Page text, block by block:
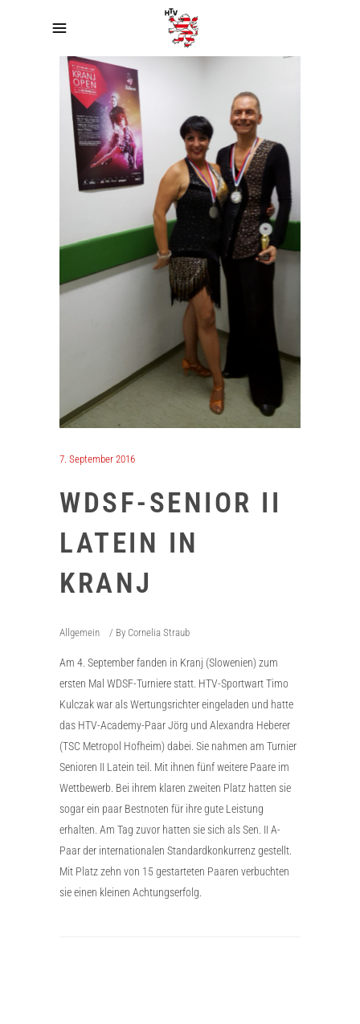
7. September 2016
WDSF-SENIOR II
LATEIN IN
KRANJ
Allgemein By Cornelia Straub
Am 4. September fanden in Kranj (Slowenien) zum
ersten Mal WDSF-Turniere statt. HTV-Sportwart Timo
Kulczak war als Wertungsrichter eingeladen und hatte
das HTV-Academy-Paar Jörg und Alexandra Heberer
(TSC Metropol Hofheim) dabei. Sie nahmen am Turnier
Senioren II Latein teil. Mit ihnen fünf weitere Paare im
Wettbewerb. Bei ihrem klaren zweiten Platz hatten sie
sogar ein paar Bestnoten für ihre gute Leistung
erhalten. Am Tag zuvor hatten sie sich als Sen. II A-
Paar der internationalen Standardkonkurrenz gestellt.
Mit Platz zehn von 15 gestarteten Paaren verbuchten
sie einen kleinen Achtungserfolg.